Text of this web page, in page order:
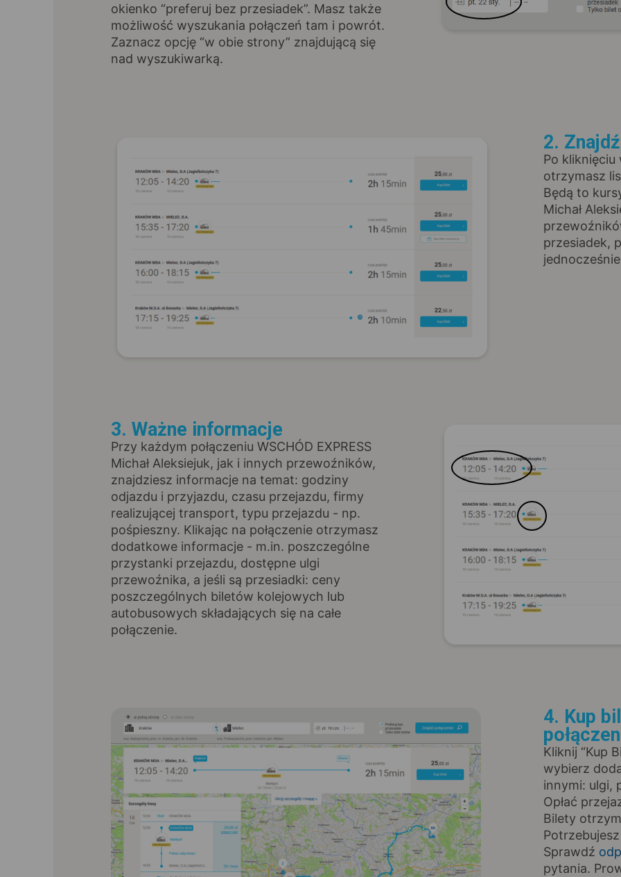
okienko “preferuj bez przesiadek”. Masz także
możliwość wyszukania połączeń tam i powrót.
Zaznacz opcję “w obie strony” znajdującą się
nad wyszukiwarką.
2.
Po kliknięciu
otrzymasz
Będą to
Michał
przesiadek,
3. Ważne informacje
Przy każdym połączeniu WSCHÓD EXPRESS
Michał Aleksiejuk, jak i innych przewoźników,
znajdziesz informacje na temat: godziny
odjazdu i przyjazdu, czasu przejazdu, firmy
realizującej transport, typu przejazdu - np.
pośpieszny. Klikając na połączenie otrzymasz
dodatkowe informacje - m.in. poszczególne
przystanki przejazdu, dostępne ulgi
przewoźnika, a jeśli są przesiadki: ceny
poszczególnych biletów kolejowych lub
autobusowych składających się na całe
połączenie.
4. Kup
Kliknij “Kup
wybierz
innymi: ulgi,
Opłać
Bilety
Sprawdź
pytania.